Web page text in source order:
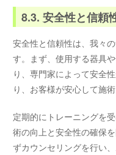
8.3. 安全性と信頼
安全性と信頼性は、我々
す。まず、使用する器具
り、専門家によって安全
り、お客様が安心して施
定期的にトレーニングを
術の向上と安全性の確保
ずカウンセリングを行い